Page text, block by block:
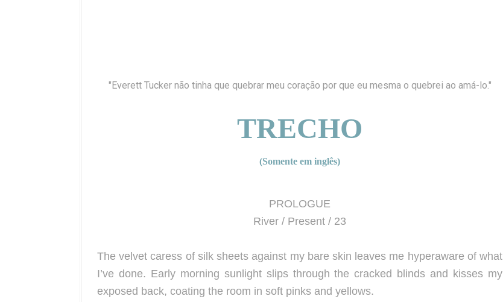
"Everett Tucker não tinha que quebrar meu coração por que eu mesma o quebrei ao amá-lo."
TRECHO
(Somente em inglês)
PROLOGUE
River / Present / 23
The velvet caress of silk sheets against my bare skin leaves me hyperaware of what
I’ve done. Early morning sunlight slips through the cracked blinds and kisses my
exposed back, coating the room in soft pinks and yellows.